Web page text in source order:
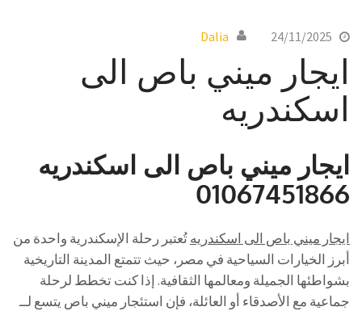
24/11/2025
Dalia
ايجار ميني باص الى
اسكندريه
ايجار ميني باص الى اسكندريه
01067451866
ايجار ميني باص الى اسكندريهتُعتبر رحلة الإسكندرية واحدة من
أبرز الخيارات السياحية في مصر، حيث تتمتع المدينة التاريخية
بشواطئها الجميلة ومعالمها الثقافية. إذا كنت تخطط لرحلة
جماعية مع الأصدقاء أو العائلة، فإن استئجار ميني باص يتسع لــ